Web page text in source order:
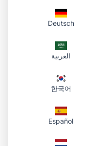
Ominaisuudet
Jokainen lataus
rajoihin (Ilmainen
2MB per tiedosto).
Valitse mikä
Deutsch
العربية
한국어
Español